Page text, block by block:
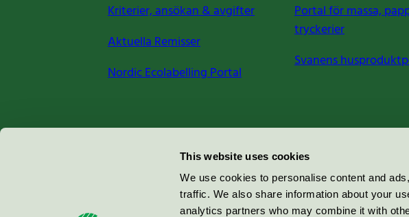
This website uses cookies
We use cookies to personalise content and
traffic. We also share information about your
analytics partners who may combine it with
Kriterier, ansökan & avgifter
Aktuella Remisser
Nordic Ecolabelling Portal
Portal för massa,
tryckerier
Svanens
Miljömärkning Sverige AB
100 64